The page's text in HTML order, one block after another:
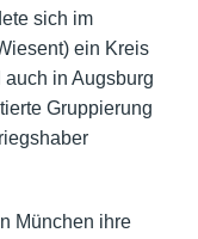
sich im
ein Kreis
in Augsburg
Gruppierung
München ihre